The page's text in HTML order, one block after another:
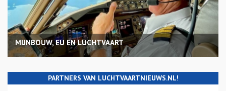
MIJNBOUW, EU EN LUCHTVAART
PARTNERS VAN LUCHTVAARTNIEUWS.NL!